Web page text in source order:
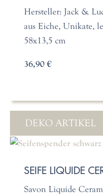
Hersteller: Jack &
aus Eiche, Unikate,
58x13,5 cm
36,90 €
DEKO ARTIKEL
SEIFE LIQUIDE
Savon Liquide